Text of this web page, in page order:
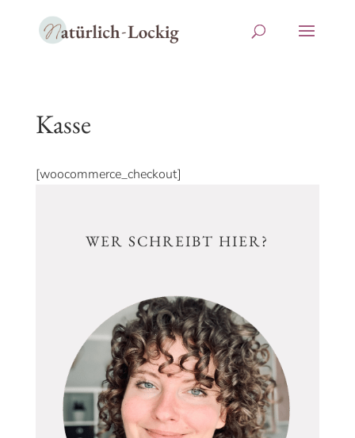
Kasse
[woocommerce_checkout]
WER SCHREIBT HIER?